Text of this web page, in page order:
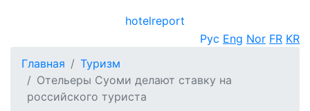
hotelreport
Рус Eng Nor FR KR
Главная
Туризм
Отельеры Суоми делают ставку на
российского туриста